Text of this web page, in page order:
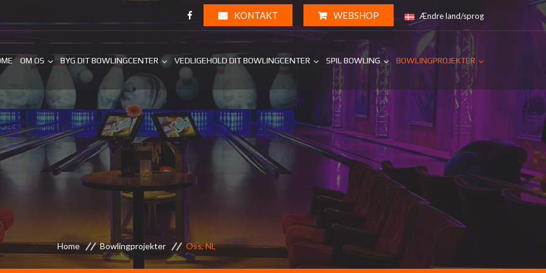
KONTAKT WEBSHOP Ændre land/sprog
OM OS BYG DIT BOWLINGCENTER VEDLIGEHOLD DIT BOWLINGCENTER SPIL BOWLING BOWLINGPROJEKTER
Home Bowlingprojekter Oss, NL